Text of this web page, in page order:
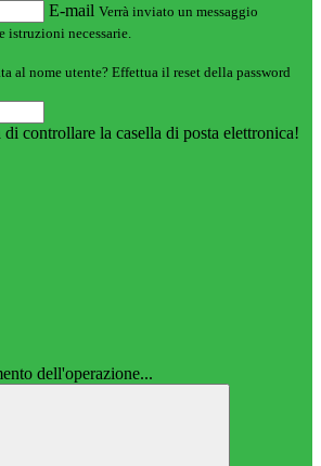
E-mail Verrà inviato un messaggio
necessarie.
al nome utente? Effettua il reset della password
controllare la casella di posta elettronica!
dell'operazione...